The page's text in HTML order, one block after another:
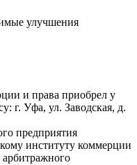
улучшения
и права приобрел у
г. Уфа, ул. Заводская, д.
предприятия
институту коммерции